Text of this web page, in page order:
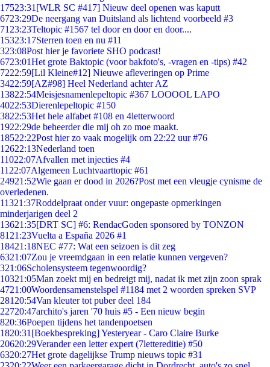
17523:31 [WLR SC #417] Nieuw deel openen was kaputt
6723:29De neergang van Duitsland als lichtend voorbeeld #3
71 23:23Teltopic #1567 tel door en door en door....
15323:17Sterren toen en nu #11
323:08Post hier je favoriete SHO podcast!
6723:01Het grote Baktopic (voor bakfoto's, -vragen en -tips) #42
7222:59[Lil Kleine#12] Nieuwe afleveringen op Prime
3422:59[AZ#98] Heel Nederland achter AZ
13822:54Meisjesnamenlepeltopic #367 LOOOOL LAPO
4022:53Dierenlepeltopic #150
3822:53Het hele alfabet #108 en 4letterwoord
1922:29de beheerder die mij oh zo moe maakt.
18522:22Post hier zo vaak mogelijk om 22:22 uur #76
12622:13Nederland toen
11022:07Afvallen met injecties #4
11 22:07Algemeen Luchtvaarttopic #61
24921:52Wie gaan er dood in 2026?Post met een vleugje cynisme de
overledenen.
11321:37Roddelpraat onder vuur: ongepaste opmerkingen
minderjarigen deel 2
13621:35[DRT SC] #6: RendacGoden sponsored by TONZON
81 21:23Vuelta a España 2026 #1
18421:18NEC #77: Wat een seizoen is dit zeg
6321:07Zou je vreemdgaan in een relatie kunnen vergeven?
321:06Scholensysteem tegenwoordig?
10321:05Man zoekt mij en bedreigt mij, nadat ik met zijn zoon sprak
4721:00Woordensamenstelspel #1184 met 2 woorden spreken SVP
281 20:54Van kleuter tot puber deel 184
22720:47archito's jaren '70 huis #5 - Een nieuw begin
820:36Poepen tijdens het tandenpoetsen
1820:31 [Boekbespreking] Yesteryear - Caro Claire Burke
20620:29Verander een letter expert (7lettereditie) #50
6320:27Het grote dagelijkse Trump nieuws topic #31